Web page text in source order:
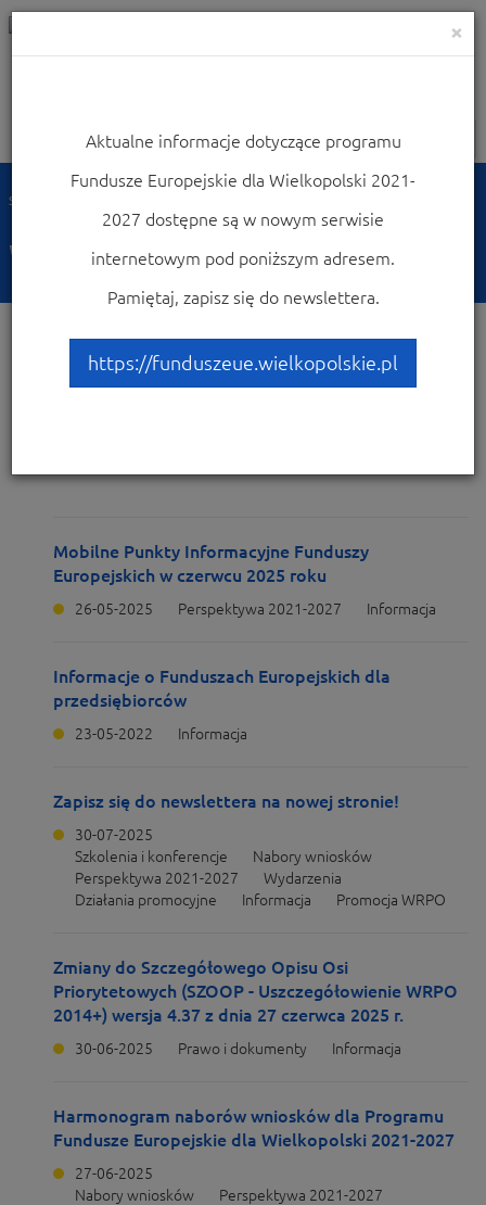
Nawigacja
Strona główna
Wiadomości
Mobilne Punkty Informacyjne Funduszy
Europejskich w czerwcu 2025 roku
26-05-2025 Perspektywa 2021-2027 Informacja
Informacje o Funduszach Europejskich dla
przedsiębiorców
23-05-2022 Informacja
Zapisz się do newslettera na nowej stronie!
30-07-2025
Szkolenia i konferencje
Nabory wniosków
Perspektywa 2021-2027
Wydarzenia
Działania promocyjne
Informacja Promocja WRPO
Zmiany do Szczegółowego Opisu Osi
Priorytetowych (SZOOP - Uszczegółowienie WRPO
2014+) wersja 4.37 z dnia 27 czerwca 2025 r.
30-06-2025 Prawo i dokumenty Informacja
Harmonogram naborów wniosków dla Programu
Fundusze Europejskie dla Wielkopolski 2021-2027
27-06-2025
Nabory wniosków
Perspektywa 2021-2027
×
Aktualne informacje dotyczące programu
Fundusze Europejskie dla Wielkopolski 2021-
2027 dostępne są w nowym serwisie
internetowym pod poniższym adresem.
Pamiętaj, zapisz się do newslettera.
https://funduszeue.wielkopolskie.pl